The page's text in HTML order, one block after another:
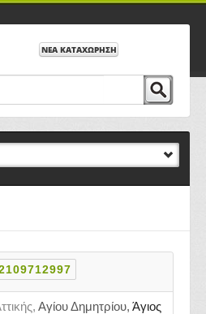
ΝΕΑ ΚΑΤΑΧΩΡΗΣΗ
Αγίου Δημητρίου, Άγιος